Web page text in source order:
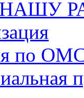
по ОМС